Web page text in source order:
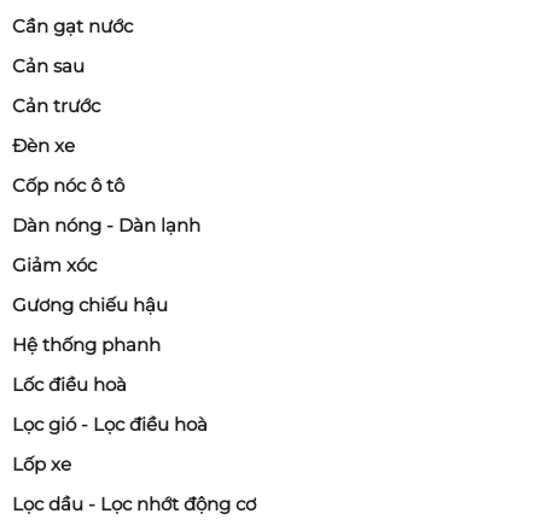
Cần gạt nước
Cản sau
Cản trước
Đèn xe
Cốp nóc ô tô
Dàn nóng - Dàn lạnh
Giảm xóc
Gương chiếu hậu
Hệ thống phanh
Lốc điều hoà
Lọc gió - Lọc điều hoà
Lốp xe
Lọc dầu - Lọc nhớt động cơ